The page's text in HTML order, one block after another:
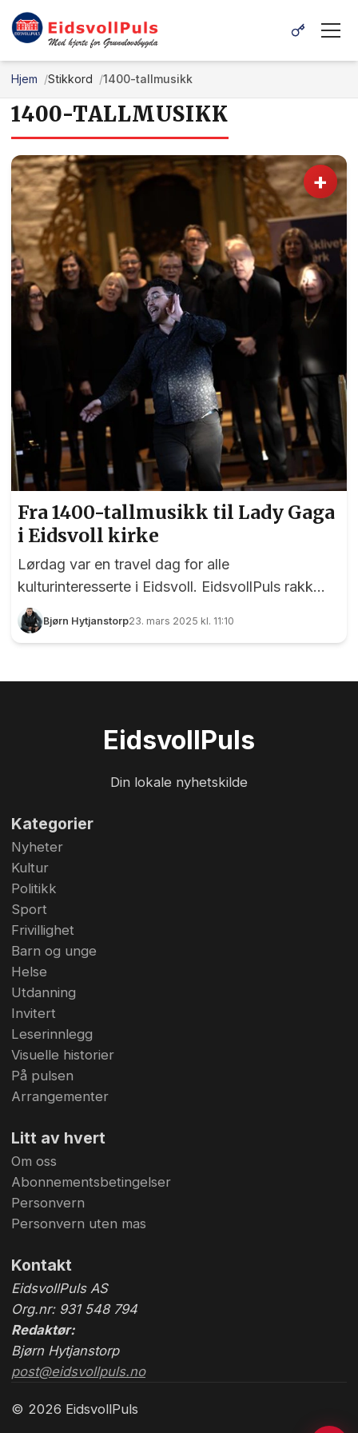
Hjem Stikkord 1400-tallmusikk
1400-TALLMUSIKK
+
Fra 1400-tallmusikk til Lady Gaga
i Eidsvoll kirke
Lørdag var en travel dag for alle
kulturinteresserte i Eidsvoll. EidsvollPuls rakk
faktisk innom det meste, noe vi jobber hardt for
å få til i respekt for alle de som legger ned
lokale kor invitert til en musikalsk reise som
Eidsvoll Mannskor og deres nye dirigent
Bjørn Hytjanstorp23. mars 2025 kl. 11:10
EidsvollPuls
Din lokale nyhetskilde
Kategorier
Nyheter
Kultur
Politikk
Sport
Frivillighet
Barn og unge
Helse
Utdanning
Invitert
Leserinnlegg
Visuelle historier
På pulsen
Arrangementer
Litt av hvert
Om oss
Abonnementsbetingelser
Personvern
Personvern uten mas
Kontakt
EidsvollPuls AS
Org.nr: 931 548 794
Redaktør:
Bjørn Hytjanstorp
post@eidsvollpuls.no
© 2026 EidsvollPuls